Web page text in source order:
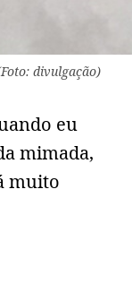
divulgação)
eu
mimada,
muito